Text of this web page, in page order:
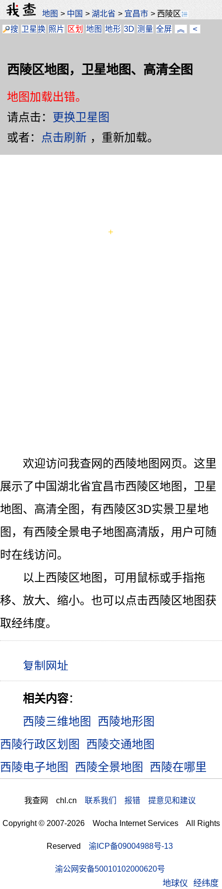
地图 > 中国 >湖北省 > 宜昌市 > 西陵区
搜 卫星换 照片 区划 地图 地形 3D 测量 全屏 ︽ <
西陵区地图，卫星地图、高清全图
地图加载出错。
请点击： 更换卫星图
或者： 点击刷新 ，重新加载。
地球仪 经纬度
欢迎访问我查网的西陵地图网页。这里
展示了中国湖北省宜昌市西陵区地图，卫星
地图、高清全图，有西陵区3D实景卫星地
图，有西陵全景电子地图高清版，用户可随
时在线访问。
以上西陵区地图，可用鼠标或手指拖
移、放大、缩小。也可以点击西陵区地图获
取经纬度。
相关内容：
西陵三维地图
西陵地形图
西陵行政区划图
西陵交通地图
西陵电子地图
西陵全景地图 西陵在哪里
我查网 chl.cn 联系我们 报错 提意见和建议
Copyright © 2007-2026 Wocha Internet Services All Rights
Reserved 渝ICP备09004988号-13
渝公网安备50010102000620号